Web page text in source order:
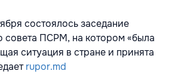
состоялось заседание
совета ПСРМ, на котором «была
ситуация в стране и принята
rupor.md